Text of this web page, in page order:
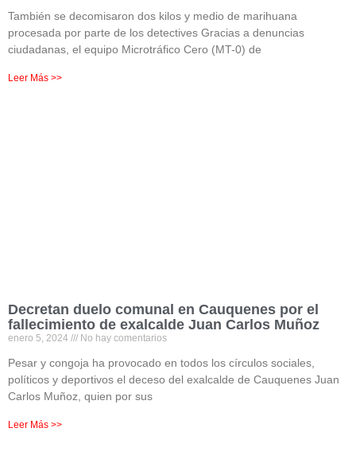
También se decomisaron dos kilos y medio de marihuana
procesada por parte de los detectives Gracias a denuncias
ciudadanas, el equipo Microtráfico Cero (MT-0) de
Leer Más >>
Decretan duelo comunal en Cauquenes por el
fallecimiento de exalcalde Juan Carlos Muñoz
enero 5, 2024 No hay comentarios
Pesar y congoja ha provocado en todos los círculos sociales,
políticos y deportivos el deceso del exalcalde de Cauquenes Juan
Carlos Muñoz, quien por sus
Leer Más >>